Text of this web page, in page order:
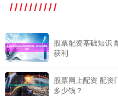
股票配资基础知识
获利
股票网上配资 配资
多少钱？